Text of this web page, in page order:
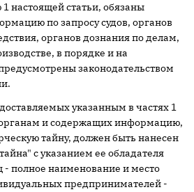
1 настоящей статьи, обязаны
по запросу судов, органов
органов дознания по делам,
в порядке и на
законодательством
указанным в частях 1
органам и содержащих информацию,
тайну, должен быть нанесен
с указанием ее обладателя
- полное наименование и место
предпринимателей -